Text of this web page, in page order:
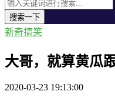
搜索一下
新奇搞笑
大哥，就算黄瓜
2020-03-23 19:13:00